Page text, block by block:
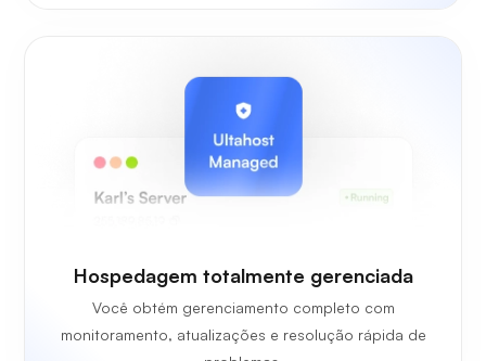
Hospedagem totalmente gerenciada
Você obtém gerenciamento completo com
monitoramento, atualizações e resolução rápida de